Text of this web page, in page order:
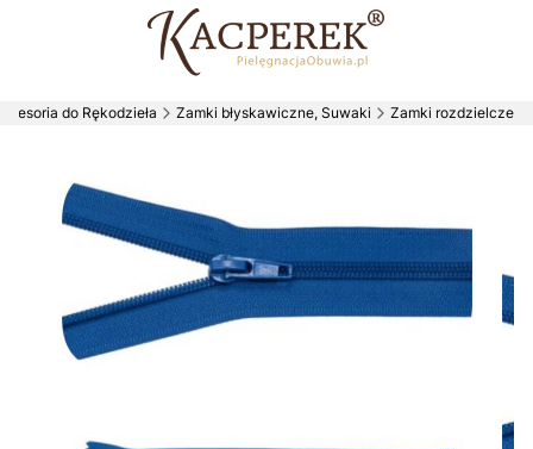
do Rękodzieła Zamki błyskawiczne, Suwaki Zamki rozdzielcze